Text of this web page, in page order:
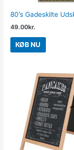
80’s Gadeskilte
49.00kr.
KØB NU